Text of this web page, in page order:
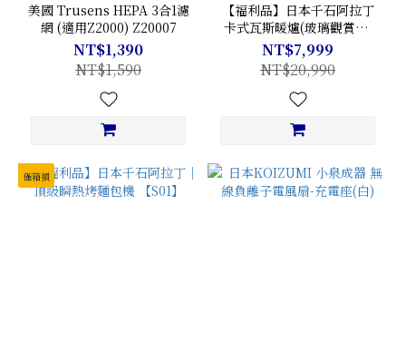
美國 Trusens HEPA 3合1濾
網 (適用Z2000) Z20007
NT$1,390
NT$1,590
【福利品】日本千石阿拉丁
卡式瓦斯暖爐(玻璃觀賞版)
SAG-BF03B 【S01】
NT$7,999
NT$20,990
僅箱損